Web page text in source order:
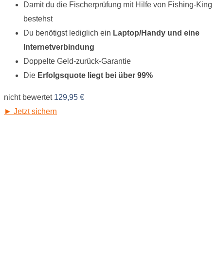
Damit du die Fischerprüfung mit Hilfe von Fishing-King
bestehst
Du benötigst lediglich ein Laptop/Handy und eine
Internetverbindung
Doppelte Geld-zurück-Garantie
Die Erfolgsquote liegt bei über 99%
nicht bewertet 129,95 €
► Jetzt sichern